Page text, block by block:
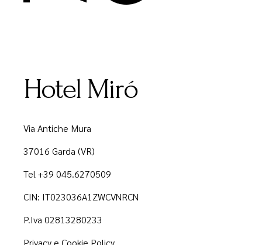
Hotel Miró
Via Antiche Mura
37016 Garda (VR)
Tel +39 045.6270509
CIN: IT023036A1ZWCVNRCN
P.Iva 02813280233